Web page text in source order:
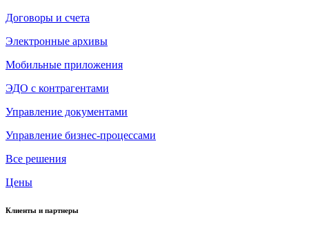
Договоры и счета
Электронные архивы
Мобильные приложения
ЭДО с контрагентами
Управление документами
Управление бизнес-процессами
Все решения
Цены
Клиенты и партнеры